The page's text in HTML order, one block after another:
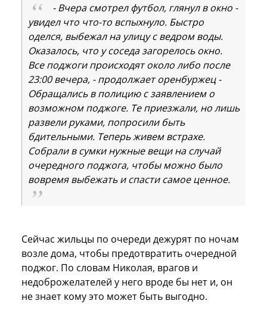
- Вчера смотрел футбол, глянул в окно -
увидел что что-то вспыхнуло. Быстро
оделся, выбежал на улицу с ведром воды.
Оказалось, что у соседа загорелось окно.
Все поджоги происходят около либо после
23:00 вечера, - продолжает оренбуржец -
Обращались в полицию с заявлением о
возможном поджоге. Те приезжали, но лишь
развели руками, попросили быть
бдительными. Теперь живем встрахе.
Собрали в сумки нужные вещи на случай
очередного поджога, чтобы можно было
вовремя выбежать и спасти самое ценное.
Сейчас жильцы по очереди дежурят по ночам
возле дома, чтобы предотвратить очередной
поджог. По словам Николая, врагов и
недоброжелателей у него вроде бы нет и, он
не знает кому это может быть выгодно.